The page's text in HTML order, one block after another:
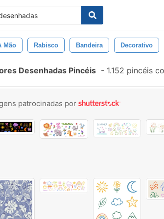
Mão Rabisco Bandeira Decorativo
Desenhadas Pincéis - 1.152 pincéis
patrocinadas por